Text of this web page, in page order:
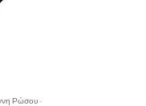
Ρώσου -